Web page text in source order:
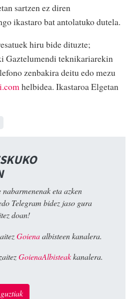
sartzen ez diren
ikastaro bat antolatuko dutela.
hiru bide dituzte;
Gaztelumendi teknikariarekin
zenbakira deitu edo mezu
helbidea. Ikastaroa Elgetan
eta azken
Telegram bidez jaso gura
doan!
Goienaalbisteen kanalera.
GoienaAlbisteakkanalera.